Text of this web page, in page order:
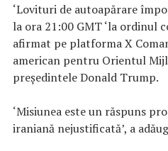
‘Lovituri de autoapărare
la ora 21:00 GMT ‘la ordinul
afirmat pe platforma X
american pentru Orientul
președintele Donald Trump.
‘Misiunea este un răspuns
iraniană nejustificată’, a